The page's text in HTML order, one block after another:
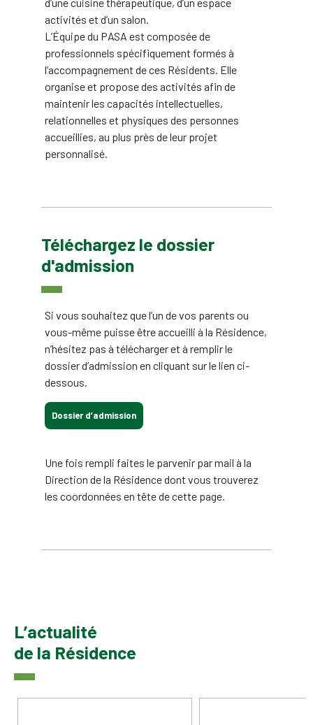
activités et d’un salon.
L’Équipe du PASA est composée de
professionnels spécifiquement formés à
l’accompagnement de ces Résidents. Elle
organise et propose des activités afin de
maintenir les capacités intellectuelles,
relationnelles et physiques des personnes
accueillies, au plus près de leur projet
personnalisé.
Téléchargez le dossier
d'admission
Si vous souhaitez que l’un de vos parents ou
vous-même puisse être accueilli à la Résidence,
n’hésitez pas à télécharger et à remplir le
dossier d’admission en cliquant sur le lien ci-
dessous.
Dossier d’admission
Une fois rempli faites le parvenir par mail à la
Direction de la Résidence dont vous trouverez
les coordonnées en tête de cette page.
L’actualité
de la Résidence